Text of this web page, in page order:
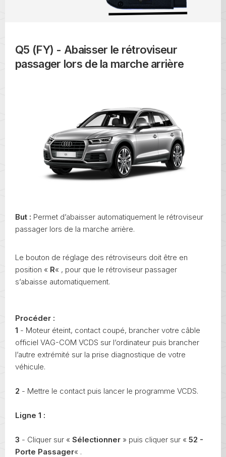
Q5 (FY) - Abaisser le rétroviseur
passager lors de la marche arrière
But : Permet d’abaisser automatiquement le rétroviseur
passager lors de la marche arrière.
Le bouton de réglage des rétroviseurs doit être en
position « R« , pour que le rétroviseur passager
s’abaisse automatiquement.
Procéder :
1 - Moteur éteint, contact coupé, brancher votre câble
officiel VAG-COM VCDS sur l’ordinateur puis brancher
l’autre extrémité sur la prise diagnostique de votre
véhicule.
2 - Mettre le contact puis lancer le programme VCDS.
Ligne 1 :
3 - Cliquer sur « Sélectionner » puis cliquer sur « 52 -
Porte Passager« .